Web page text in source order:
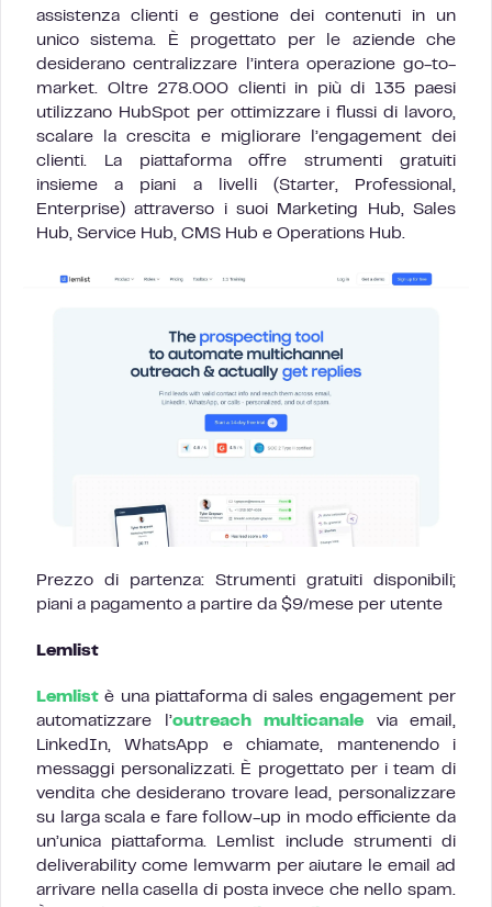
assistenza clienti e gestione dei contenuti in un
unico sistema. È progettato per le aziende che
desiderano centralizzare l’intera operazione go-to-
market. Oltre 278.000 clienti in più di 135 paesi
utilizzano HubSpot per ottimizzare i flussi di lavoro,
scalare la crescita e migliorare l’engagement dei
clienti. La piattaforma offre strumenti gratuiti
insieme a piani a livelli (Starter, Professional,
Enterprise) attraverso i suoi Marketing Hub, Sales
Hub, Service Hub, CMS Hub e Operations Hub.
Prezzo di partenza: Strumenti gratuiti disponibili;
piani a pagamento a partire da $9/mese per utente
Lemlist
Lemlist è una piattaforma di sales engagement per
automatizzare l’outreach multicanale via email,
LinkedIn, WhatsApp e chiamate, mantenendo i
messaggi personalizzati. È progettato per i team di
vendita che desiderano trovare lead, personalizzare
su larga scala e fare follow-up in modo efficiente da
un’unica piattaforma. Lemlist include strumenti di
deliverability come lemwarm per aiutare le email ad
arrivare nella casella di posta invece che nello spam.